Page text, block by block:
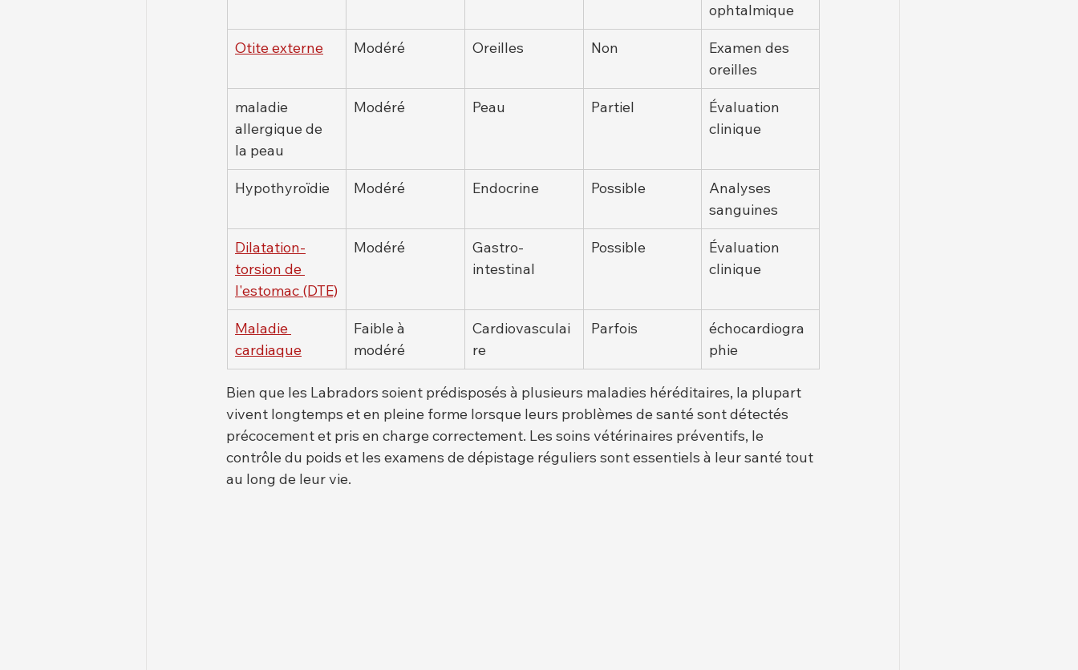
ophtalmique
Otite externe Modéré Oreilles Non
Examen des
oreilles
maladie
allergique de
la peau
Modéré Peau Partiel
Évaluation
clinique
Hypothyroïdie Modéré Endocrine Possible
Analyses
sanguines
Dilatation-
torsion de
l'estomac (DTE)
Modéré
Gastro-
intestinal
Possible
Évaluation
clinique
Maladie
cardiaque
Faible à
modéré
Cardiovasculai
re
Parfois
échocardiogra
phie
Bien que les Labradors soient prédisposés à plusieurs maladies héréditaires, la plupart
vivent longtemps et en pleine forme lorsque leurs problèmes de santé sont détectés
précocement et pris en charge correctement. Les soins vétérinaires préventifs, le
contrôle du poids et les examens de dépistage réguliers sont essentiels à leur santé tout
au long de leur vie.